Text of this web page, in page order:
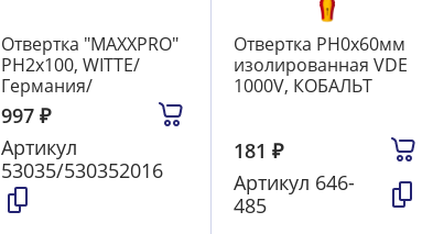
Отвертка "MAXXPRO"
РН2х100, WITTE/
Германия/
997 ₽
Артикул
53035/530352016
Отвертка PH0х60мм
изолированная VDE
1000V, КОБАЛЬТ
181 ₽
Артикул 646-
485